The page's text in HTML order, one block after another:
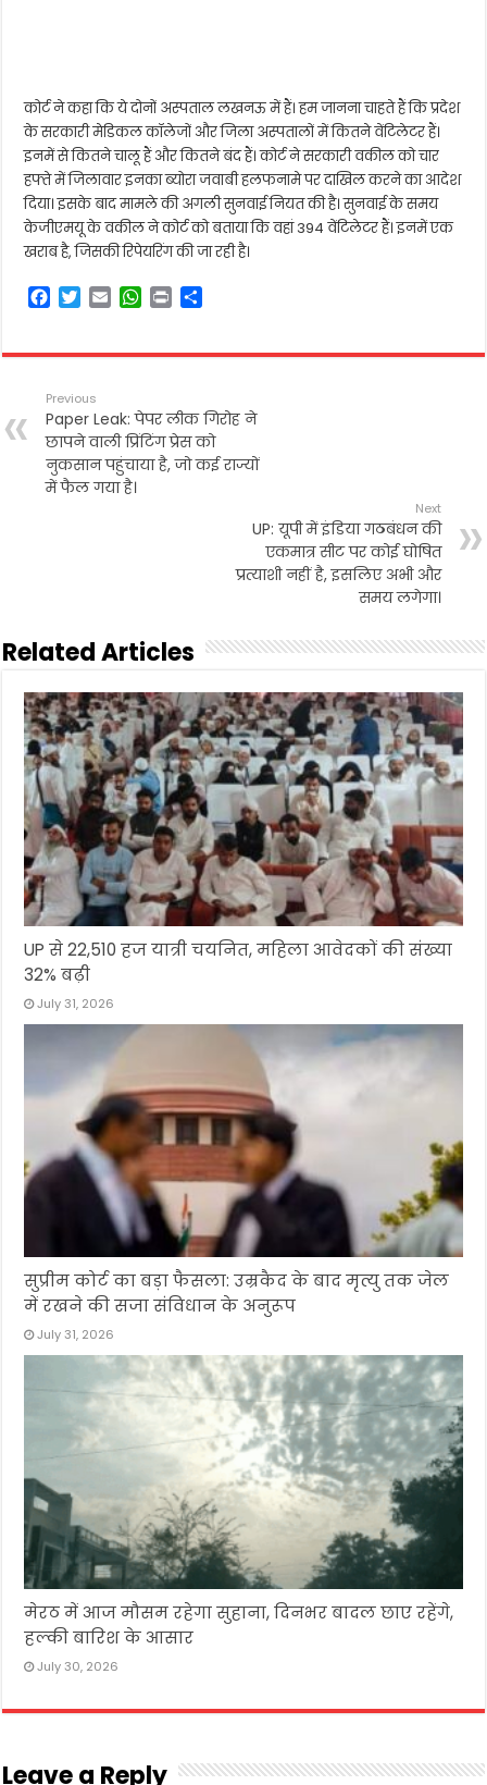
कोर्ट ने कहा कि ये दोनों अस्पताल लखनऊ में हैं। हम जानना चाहते हैं कि प्रदेश
के सरकारी मेडिकल कॉलेजों और जिला अस्पतालों में कितने वेंटिलेटर हैं।
इनमें से कितने चालू हैं और कितने बंद हैं। कोर्ट ने सरकारी वकील को चार
हफ्ते में जिलावार इनका ब्योरा जवाबी हलफनामे पर दाखिल करने का आदेश
दिया। इसके बाद मामले की अगली सुनवाई नियत की है। सुनवाई के समय
केजीएमयू के वकील ने कोर्ट को बताया कि वहां 394 वेंटिलेटर हैं। इनमें एक
खराब है, जिसकी रिपेयरिंग की जा रही है।
F
e
o
o
k
T
t
e
r
E
i
W
t
A
p
p
P
n
r
Previous
Paper Leak: पेपर लीक गिरोह ने
छापने वाली प्रिंटिंग प्रेस को
नुकसान पहुंचाया है, जो कई राज्यों
में फैल गया है।
Next
UP: यूपी में इंडिया गठबंधन की
एकमात्र सीट पर कोई घोषित
प्रत्याशी नहीं है, इसलिए अभी और
समय लगेगा।
Related Articles
UP से 22,510 हज यात्री चयनित, महिला आवेदकों की संख्या
32% बढ़ी
July 31, 2026
सुप्रीम कोर्ट का बड़ा फैसला: उम्रकैद के बाद मृत्यु तक जेल
में रखने की सजा संविधान के अनुरूप
July 31, 2026
मेरठ में आज मौसम रहेगा सुहाना, दिनभर बादल छाए रहेंगे,
हल्की बारिश के आसार
July 30, 2026
Leave a Reply